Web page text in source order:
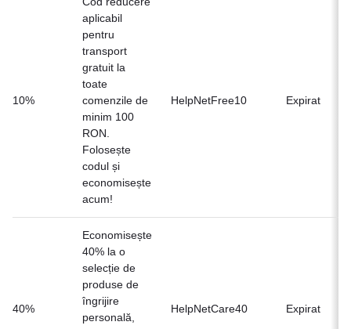
10%
aplicabil
pentru
transport
gratuit la
toate
comenzile de
minim 100
RON.
Folosește
codul și
economisește
acum!
HelpNetFree10 Expirat
40%
Economisește
40% la o
selecție de
produse de
îngrijire
personală,
HelpNetCare40 Expirat